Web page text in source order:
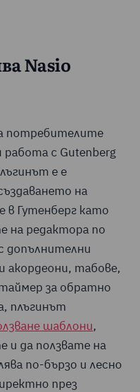
Nasio
потребителите
работа с Gutenberg
е е
на
в Гутенберг като
на редактора по
допълнителни
акордеони, табове,
за обратно
плъгинът
шаблони,
и да ползвате на
по-бързо и лесно
през